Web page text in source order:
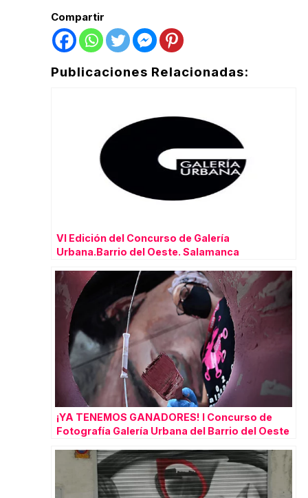
Compartir
Publicaciones Relacionadas:
VI Edición del Concurso de Galería
Urbana.Barrio del Oeste. Salamanca
¡YA TENEMOS GANADORES! I Concurso de
Fotografía Galería Urbana del Barrio del Oeste